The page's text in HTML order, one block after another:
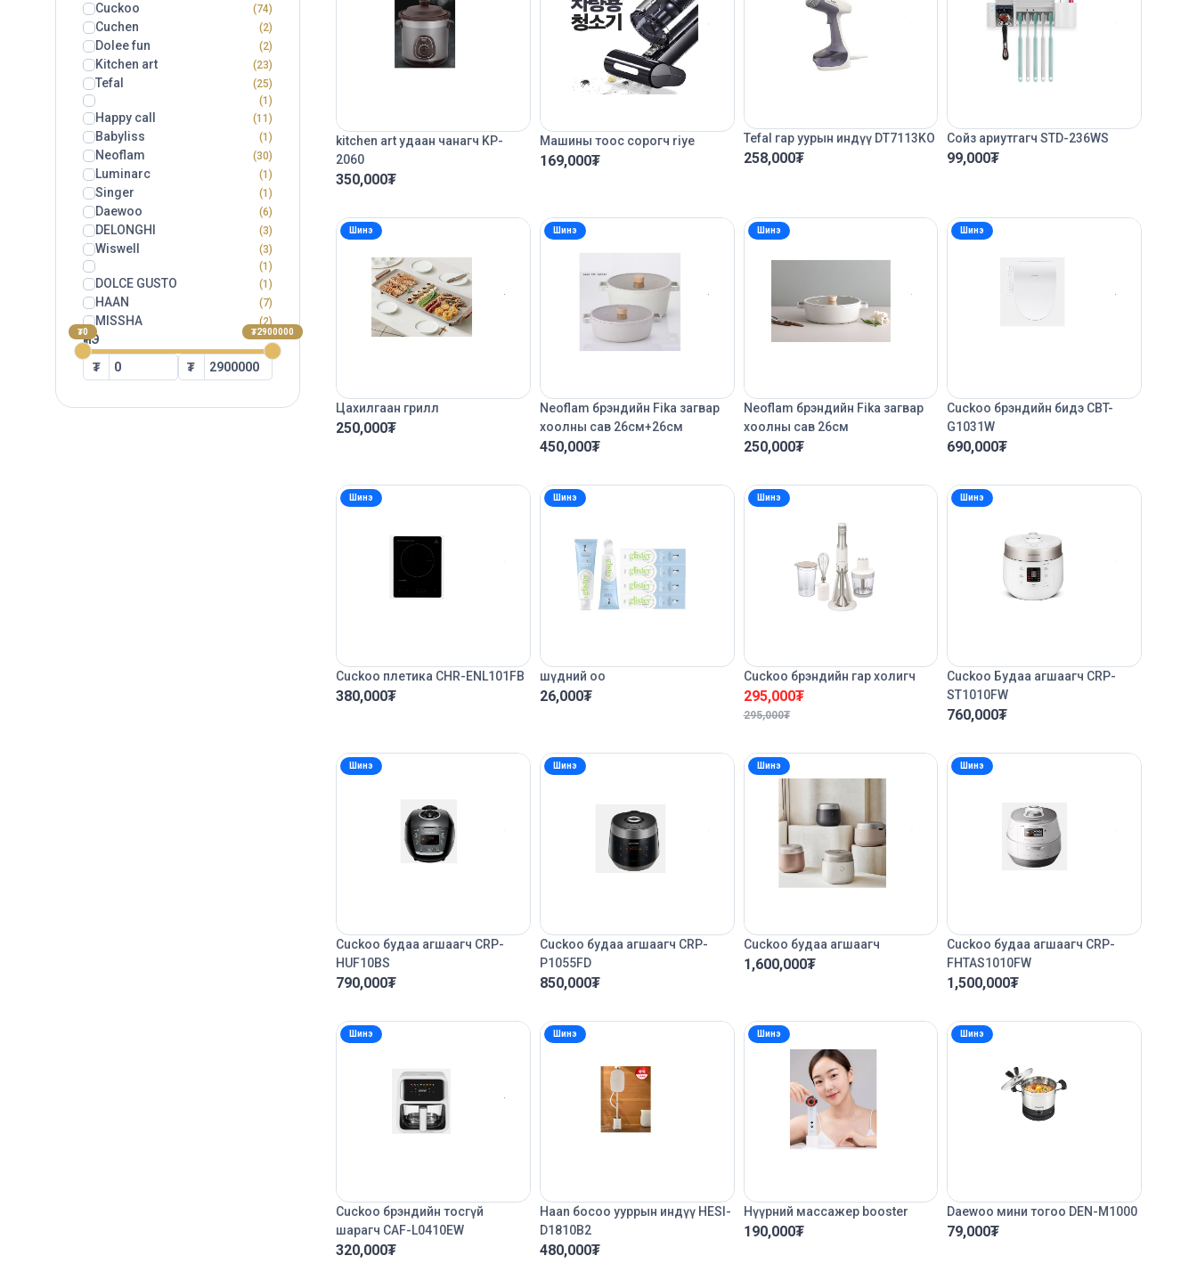
Cuckoo (74)
Cuchen (2)
Dolee fun (2)
Kitchen art (23)
Tefal
(25)
(1)
Happy call (11)
Babyliss (1)
Neoflam (30)
Luminarc (1)
Singer (1)
Daewoo (6)
DELONGHI (3)
Wiswell
(3)
(1)
DOLCE GUSTO (1)
HAAN (7)
MISSHA (2)
ҮНЭ
₮0 ₮2900000
₮ ₮
kitchen art удаан чанагч KP-
2060
350,000₮
Машины тоос сорогч riye
169,000₮
Tefal гар уурын индүү DT7113KO
258,000₮
Сойз ариутгагч STD-236WS
99,000₮
Шинэ
Цахилгаан грилл
250,000₮
Шинэ
Neoflam брэндийн Fika загвар
хоолны сав 26см+26см
450,000₮
Шинэ
Neoflam брэндийн Fika загвар
хоолны сав 26см
250,000₮
Шинэ
Cuckoo брэндийн бидэ CBT-
G1031W
690,000₮
Шинэ
Cuckoo плетика CHR-ENL101FB
380,000₮
Шинэ
шүдний оо
26,000₮
Шинэ
Cuckoo брэндийн гар холигч
295,000₮
295,000₮
Шинэ
Cuckoo Будаа агшаагч CRP-
ST1010FW
760,000₮
Шинэ
Cuckoo будаа агшаагч CRP-
HUF10BS
790,000₮
Шинэ
Cuckoo будаа агшаагч CRP-
P1055FD
850,000₮
Шинэ
Cuckoo будаа агшаагч
1,600,000₮
Шинэ
Cuckoo будаа агшаагч CRP-
FHTAS1010FW
1,500,000₮
Шинэ
Cuckoo брэндийн тосгүй
шарагч CAF-L0410EW
320,000₮
Шинэ
Haan босоо ууррын индүү HESI-
D1810B2
480,000₮
Шинэ
Нүүрний массажер booster
190,000₮
Шинэ
Daewoo мини тогоо DEN-M1000
79,000₮